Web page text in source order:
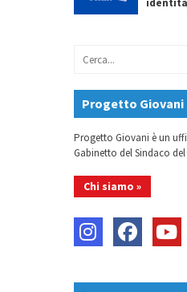
Progetto Giovani
Progetto Giovani è un
Gabinetto del Sindaco
Chi siamo »